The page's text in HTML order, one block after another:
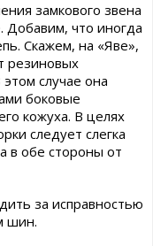
замкового звена
что иногда
Скажем, на «Яве»,
резиновых
случае она
боковые
кожуха. В целях
следует слегка
в обе стороны от
за исправностью
шин.